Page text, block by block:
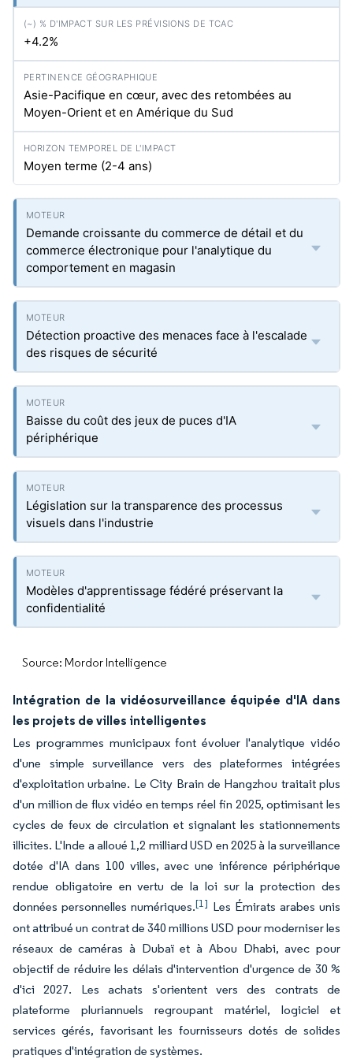
+4.2%
Asie-Pacifique en cœur, avec des retombées au
Moyen-Orient et en Amérique du Sud
Moyen terme (2-4 ans)
Demande croissante du commerce de détail et du
commerce électronique pour l'analytique du
comportement en magasin
Détection proactive des menaces face à l'escalade
des risques de sécurité
Baisse du coût des jeux de puces d'IA
périphérique
Législation sur la transparence des processus
visuels dans l'industrie
Modèles d'apprentissage fédéré préservant la
confidentialité
Source: Mordor Intelligence
Intégration de la vidéosurveillance équipée d'IA dans
les projets de villes intelligentes
Les programmes municipaux font évoluer l'analytique vidéo
d'une simple surveillance vers des plateformes intégrées
d'exploitation urbaine. Le City Brain de Hangzhou traitait plus
d'un million de flux vidéo en temps réel fin 2025, optimisant les
cycles de feux de circulation et signalant les stationnements
illicites. L'Inde a alloué 1,2 milliard USD en 2025 à la surveillance
dotée d'IA dans 100 villes, avec une inférence périphérique
rendue obligatoire en vertu de la loi sur la protection des
données personnelles numériques.[1] Les Émirats arabes unis
ont attribué un contrat de 340 millions USD pour moderniser les
réseaux de caméras à Dubaï et à Abou Dhabi, avec pour
objectif de réduire les délais d'intervention d'urgence de 30 %
d'ici 2027. Les achats s'orientent vers des contrats de
plateforme pluriannuels regroupant matériel, logiciel et
services gérés, favorisant les fournisseurs dotés de solides
pratiques d'intégration de systèmes.